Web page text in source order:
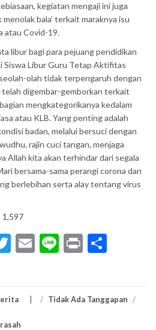
kegiatan mengaji ini juga
bala’ terkait maraknya isu
atau Covid-19.
libur bagi para pejuang pendidikan
Siswa Libur Guru Tetap Aktifitas
olah tidak terpengaruh dengan
telah digembar-gemborkan terkait
mengkategorikanya kedalam
atau KLB. Yang penting adalah
badan, melalui bersuci dengan
rajin cuci tangan, menjaga
Allah kita akan terhindar dari segala
bersama-sama perangi corona dan
berlebihan serta alay tentang virus
1,597
Twitter
Email
LinePrint
/ Tidak Ada Tanggapan /